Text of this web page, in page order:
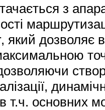
з
дозволяє
т.ч. основних